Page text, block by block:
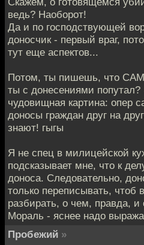
ведь? Наоборот!
Да и по господствующей
доносчик - первый враг,
тут еще аспектов...
Потом, ты пишешь, что
ты с донесениями
чудовищная картина: опер
доносы граждан друг на
знают! гыгы
Я не спец в милицейской
подсказывает мне, что к
доноса. Следовательно,
только переписывать, чтоб
разбирать, о чем, правда, и
Мораль - яснее надо
Пробежий »